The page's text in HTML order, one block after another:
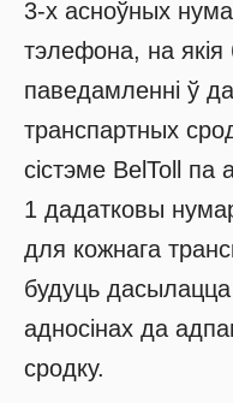
3-х асноўных
тэлефона, на
паведамленні ў
транспартных
сістэме BelToll
1 дадатковы
для кожнага
будуць
адносінах да
сродку.